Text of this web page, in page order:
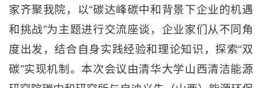
家齐聚我院，以“碳达峰碳中和背景下企业的机遇
和挑战”为主题进行交流座谈，企业家们从不同角
度出发，结合自身实践经验和理论知识，探索“双
碳”实现机制。本次会议由清华大学山西清洁能源